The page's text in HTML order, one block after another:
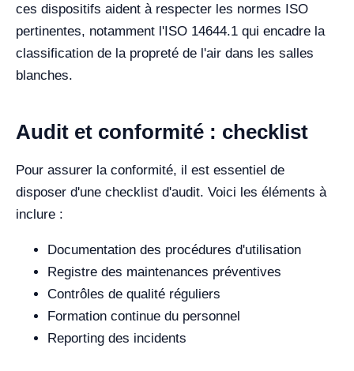
ces dispositifs aident à respecter les normes ISO
pertinentes, notamment l'ISO 14644.1 qui encadre la
classification de la propreté de l'air dans les salles
blanches.
Audit et conformité : checklist
Pour assurer la conformité, il est essentiel de
disposer d'une checklist d'audit. Voici les éléments à
inclure :
Documentation des procédures d'utilisation
Registre des maintenances préventives
Contrôles de qualité réguliers
Formation continue du personnel
Reporting des incidents